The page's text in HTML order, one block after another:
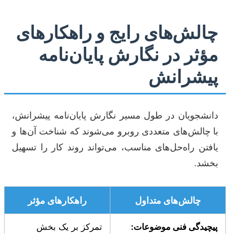
چالش‌های رایج و راهکارهای
مؤثر در نگارش پایان‌نامه
پیشرانش
دانشجویان در طول مسیر نگارش پایان‌نامه پیشرانش،
با چالش‌های متعددی روبرو می‌شوند که شناخت آن‌ها و
یافتن راه‌حل‌های مناسب، می‌تواند روند کار را تسهیل
بخشد.
چالش‌های متداول راهکارهای مؤثر
پیچیدگی فنی موضوعات:
تمرکز بر یک بخش